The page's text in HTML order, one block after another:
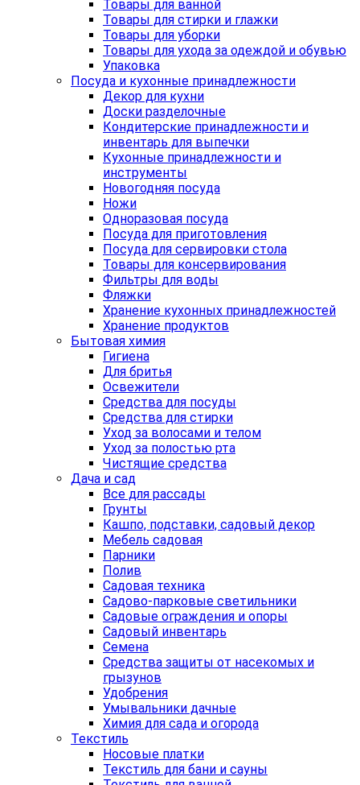
Товары для ванной
Товары для стирки и глажки
Товары для уборки
Товары для ухода за одеждой и обувью
Упаковка
Посуда и кухонные принадлежности
Декор для кухни
Доски разделочные
Кондитерские принадлежности и
инвентарь для выпечки
Кухонные принадлежности и
инструменты
Новогодняя посуда
Ножи
Одноразовая посуда
Посуда для приготовления
Посуда для сервировки стола
Товары для консервирования
Фильтры для воды
Фляжки
Хранение кухонных принадлежностей
Хранение продуктов
Бытовая химия
Гигиена
Для бритья
Освежители
Средства для посуды
Средства для стирки
Уход за волосами и телом
Уход за полостью рта
Чистящие средства
Дача и сад
Все для рассады
Грунты
Кашпо, подставки, садовый декор
Мебель садовая
Парники
Полив
Садовая техника
Садово-парковые светильники
Садовые ограждения и опоры
Садовый инвентарь
Семена
Средства защиты от насекомых и
грызунов
Удобрения
Умывальники дачные
Химия для сада и огорода
Текстиль
Носовые платки
Текстиль для бани и сауны